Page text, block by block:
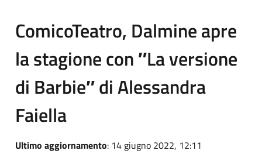
ComicoTeatro, Dalmine apre
la stagione con ″La versione
di Barbie″ di Alessandra
Faiella
Ultimo aggiornamento: 14 giugno 2022, 12:11